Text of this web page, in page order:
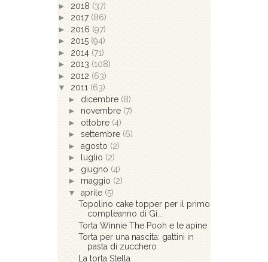
► 2018 (37)
► 2017 (86)
► 2016 (97)
► 2015 (94)
► 2014 (71)
► 2013 (108)
► 2012 (63)
▼ 2011 (63)
► dicembre (8)
► novembre (7)
► ottobre (4)
► settembre (6)
► agosto (2)
►
luglio (2)
► giugno (4)
► maggio (2)
▼ aprile (5)
Topolino cake topper per il primo
compleanno di Gi...
Torta Winnie The Pooh e le apine
Torta per una nascita: gattini in
pasta di zucchero
La torta Stella